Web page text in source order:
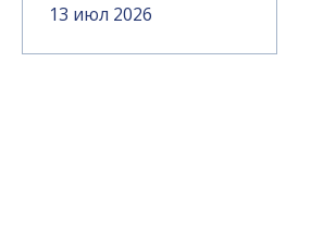
13 июл 2026